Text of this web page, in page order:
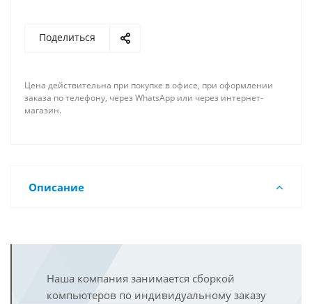
Поделиться
Цена действительна при покупке в офисе, при оформлении
заказа по телефону, через WhatsApp или через интернет-
магазин.
Описание
Наша компания занимается сборкой
компьютеров по индивидуальному заказу